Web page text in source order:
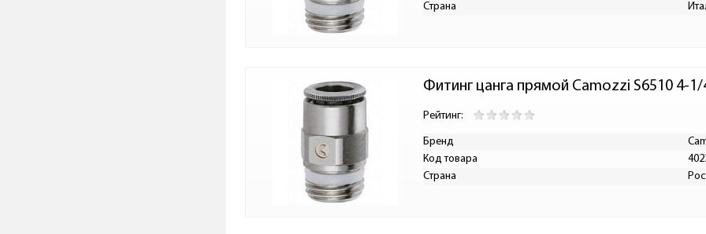
Страна
Фитинг цанга прямой Camozzi S6510 4-1/
Рейтинг:
Бренд
Код товара
Страна